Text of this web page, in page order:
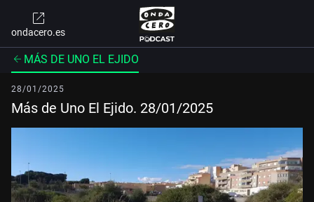
ondacero.es
MÁS DE UNO EL EJIDO
28/01/2025
Más de Uno El Ejido. 28/01/2025